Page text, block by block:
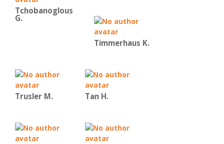
Tchobanoglous
G.
Timmerhaus K.
Trusler M. Tan H.